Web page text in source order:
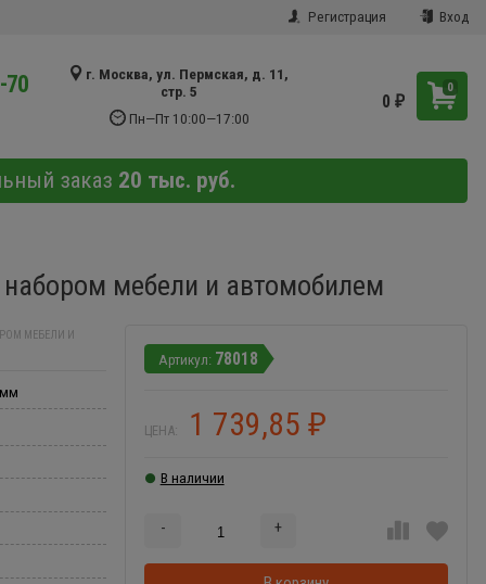
Регистрация Вход
70
г. Москва, ул. Пермская, д. 11,
стр. 5
Пн—Пт 10:00—17:00
0
0₽
заказ 20 тыс. руб.
мебели и автомобилем
78018
ЦЕНА: 1 739,85₽
В наличии
- +
МЕБЕЛИ И